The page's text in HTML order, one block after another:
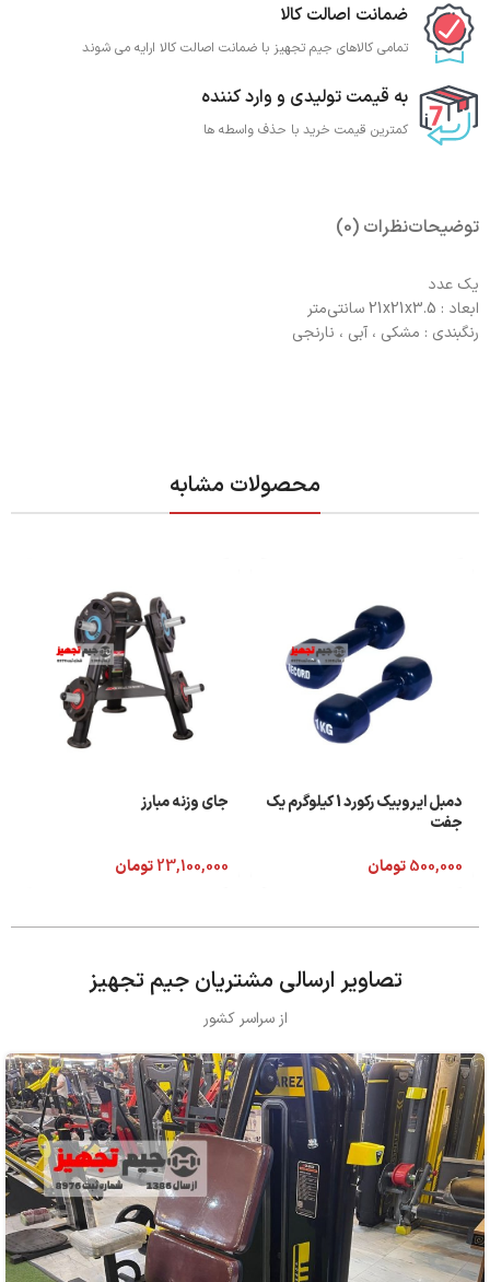
ضمانت اصالت کالا
تمامی کالاهای جیم تجهیز با ضمانت اصالت کالا ارایه می شوند
به قیمت تولیدی و وارد کننده
کمترین قیمت خرید با حذف واسطه ها
توضیحاتنظرات (0)
یک عدد
ابعاد : 21x21x3.5 سانتی‌متر
رنگبندی : مشکی ، آبی ، نارنجی
محصولات مشابه
دمبل ایروبیک رکورد 1 کیلوگرم یک
جفت
500,000تومان
جای وزنه مبارز
23,100,000تومان
تصاویر ارسالی مشتریان جیم تجهیز
از سراسر کشور